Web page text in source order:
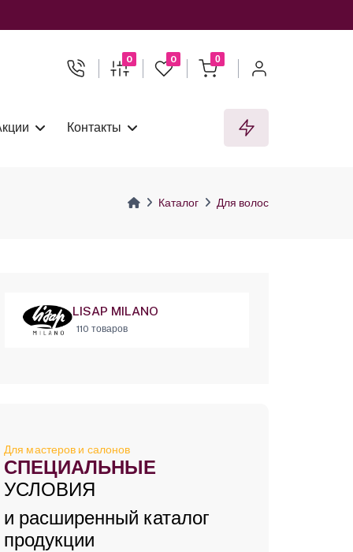
0 0 0
Контакты
Каталог Для волос
LISAP MILANO
110 товаров
Для мастеров и салонов
СПЕЦИАЛЬНЫЕ
УСЛОВИЯ
и расширенный каталог
продукции